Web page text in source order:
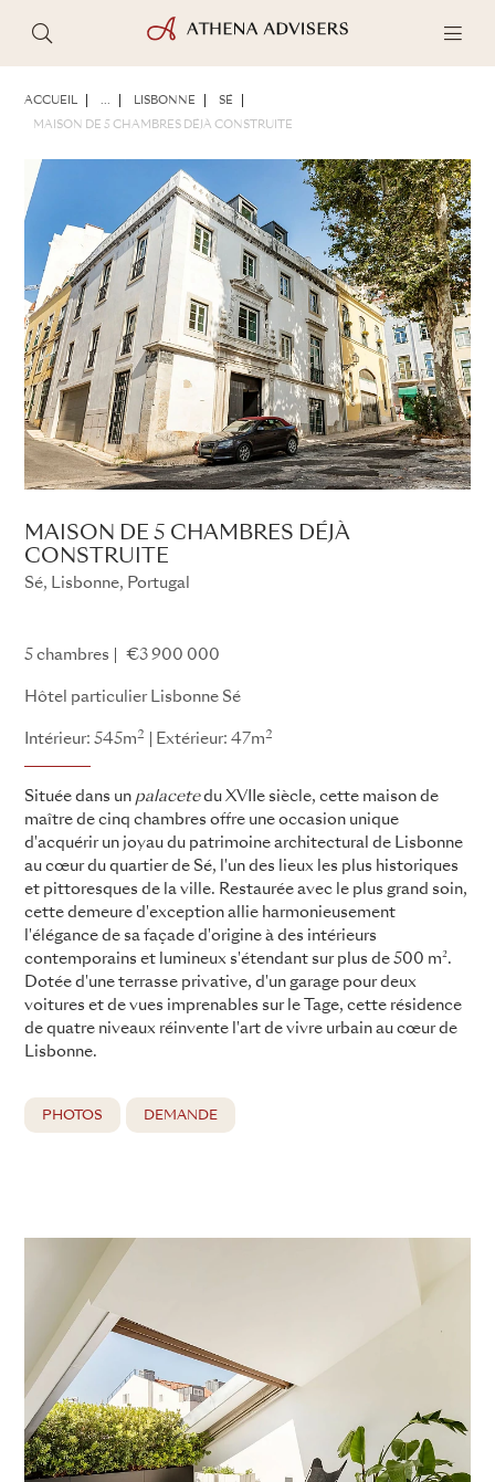
ACCUEIL ... LISBONNE SÉ
MAISON DE 5 CHAMBRES DÉJÀ CONSTRUITE
MAISON DE 5 CHAMBRES DÉJÀ
CONSTRUITE
Sé, Lisbonne, Portugal
5 chambres €3 900 000
Hôtel particulier Lisbonne Sé
Intérieur: 545m2 Extérieur: 47m2
Située dans un palacetedu XVIIe siècle, cette maison de
maître de cinq chambres offre une occasion unique
d'acquérir un joyau du patrimoine architectural de Lisbonne
au cœur du quartier de Sé, l'un des lieux les plus historiques
et pittoresques de la ville. Restaurée avec le plus grand soin,
cette demeure d'exception allie harmonieusement
l'élégance de sa façade d'origine à des intérieurs
contemporains et lumineux s'étendant sur plus de 500 m².
Dotée d'une terrasse privative, d'un garage pour deux
voitures et de vues imprenables sur le Tage, cette résidence
de quatre niveaux réinvente l'art de vivre urbain au cœur de
Lisbonne.
PHOTOS DEMANDE